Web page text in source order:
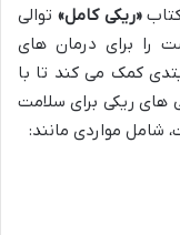
«ریکی کامل» توالی
برای درمان های
کمک می کند تا با
های ریکی برای سلامت
شامل مواردی مانند: